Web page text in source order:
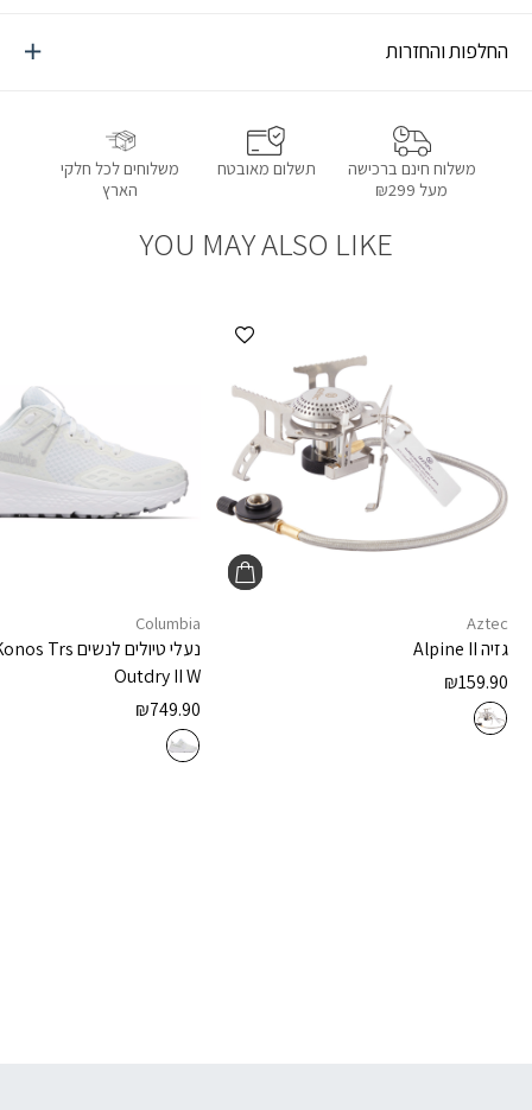
החלפות והחזרות
משלוח חינם ברכישה
מעל ₪299
תשלום מאובטח
משלוחים לכל חלקי
הארץ
YOU MAY ALSO LIKE
הוספה למועדפים
Aztec
גזיהAlpine II
₪159.90
Columbia
נעלי טיולים לנשיםTrs
Outdry II W
₪749.90